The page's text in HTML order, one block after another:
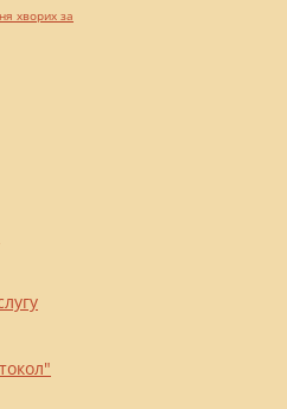
хворих за